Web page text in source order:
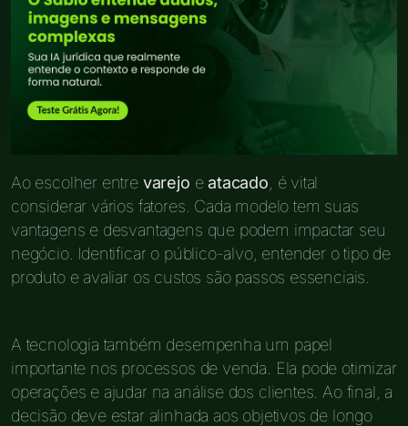
Ao escolher entre varejo eatacado , é vital
considerar vários fatores. Cada modelo tem suas
vantagens e desvantagens que podem impactar seu
negócio. Identificar o público-alvo, entender o tipo de
produto e avaliar os custos são passos essenciais.
A tecnologia também desempenha um papel
importante nos processos de venda. Ela pode otimizar
operações e ajudar na análise dos clientes. Ao final, a
decisão deve estar alinhada aos objetivos de longo